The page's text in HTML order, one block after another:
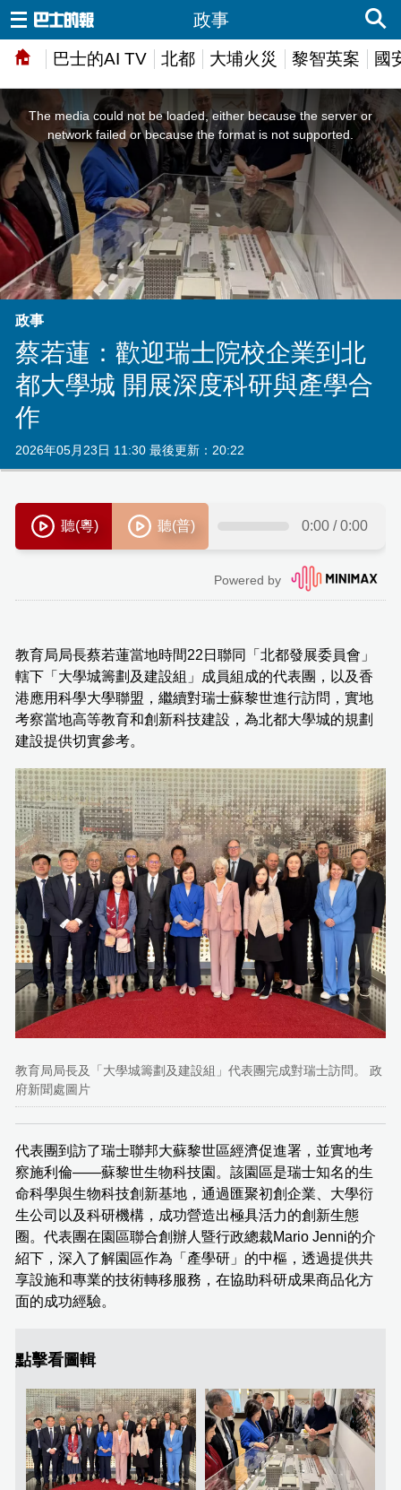
巴士的AI TV 北都 大埔火災 黎智英案 國
政事
is
modal
window.
The media could not be loaded, either because the server or
network failed or because the format is not supported.
政事
蔡若蓮：歡迎瑞士院校企業到北
都大學城 開展深度科研與產學合
作
2026年05月23日 11:30 最後更新：20:22
教育局局長蔡若蓮當地時間22日聯同「北都發展委員會」
轄下「大學城籌劃及建設組」成員組成的代表團，以及香
港應用科學大學聯盟，繼續對瑞士蘇黎世進行訪問，實地
考察當地高等教育和創新科技建設，為北都大學城的規劃
建設提供切實參考。
教育局局長及「大學城籌劃及建設組」代表團完成對瑞士訪問。 政
府新聞處圖片
代表團到訪了瑞士聯邦大蘇黎世區經濟促進署，並實地考
察施利倫——蘇黎世生物科技園。該園區是瑞士知名的生
命科學與生物科技創新基地，通過匯聚初創企業、大學衍
生公司以及科研機構，成功營造出極具活力的創新生態
圈。代表團在園區聯合創辦人暨行政總裁Mario Jenni的介
紹下，深入了解園區作為「產學研」的中樞，透過提供共
享設施和專業的技術轉移服務，在協助科研成果商品化方
面的成功經驗。
點擊看圖輯